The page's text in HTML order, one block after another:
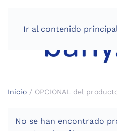
Ir al contenido
Inicio / OPCIONAL del
No se han encontrado